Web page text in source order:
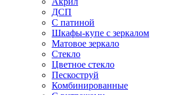
ДСП
С патиной
Шкафы-купе с зеркалом
Матовое зеркало
Стекло
Цветное стекло
Пескоструй
Комбинированные